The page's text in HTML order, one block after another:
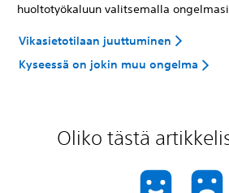
huoltotyökaluun valitsemalla ongelmasi
Vikasietotilaan juuttuminen
Kyseessä on jokin muu ongelma
Oliko tästä